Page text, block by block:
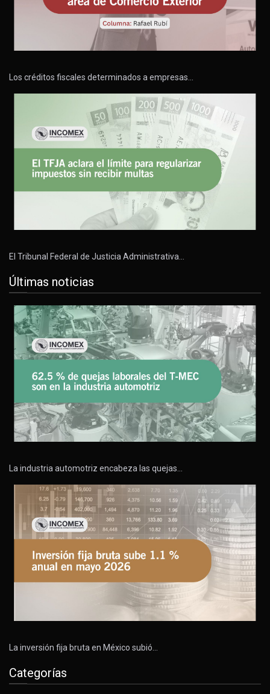
Los créditos fiscales determinados a empresas…
El Tribunal Federal de Justicia Administrativa…
Últimas noticias
La industria automotriz encabeza las quejas…
La inversión fija bruta en México subió…
Categorías